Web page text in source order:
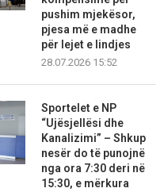
pushim mjekësor,
pjesa më e madhe
për lejet e lindjes
28.07.2026 15:52
Sportelet e NP
“Ujësjellësi dhe
Kanalizimi” – Shkup
nesër do të punojnë
nga ora 7:30 deri në
15:30, e mërkura